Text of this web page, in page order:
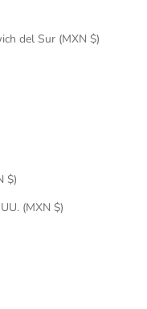
Islas Georgia del Sur y Sandwich del Sur (MXN $)
Islas Vírgenes Británicas (MXN $)
Islas menores alejadas de EE. UU. (MXN $)